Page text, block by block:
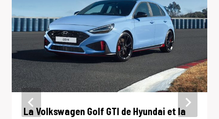
La Volkswagen Golf GTI de Hyundai et la